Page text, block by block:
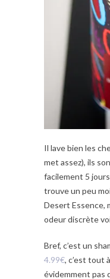
Il lave bien les
met assez), ils
facilement 5 jours
trouve un peu
Desert Essence,
odeur discrète
Bref, c’est un
4.99€, c’est tout
évidemment pas